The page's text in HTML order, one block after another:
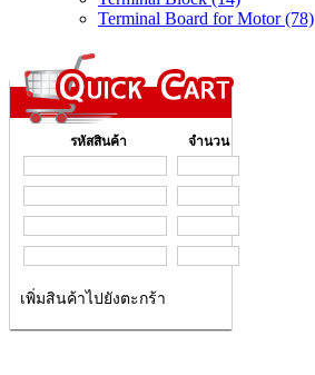
Terminal Board for Motor (78)
รหัสสินค้า จำนวน
เพิ่มสินค้าไปยังตะกร้า